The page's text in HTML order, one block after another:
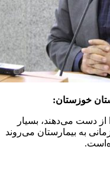
می‌دهند، بسیار
بیمارستان می‌روند